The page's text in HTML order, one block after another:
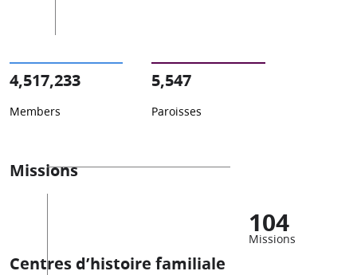
4,517,233
Members
5,547
Paroisses
Missions
104
Missions
Centres d’histoire familiale